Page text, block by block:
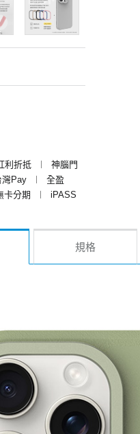
利折抵 ︱
神腦門
灣Pay ︱
全盈
卡分期 ︱
iPASS
規格